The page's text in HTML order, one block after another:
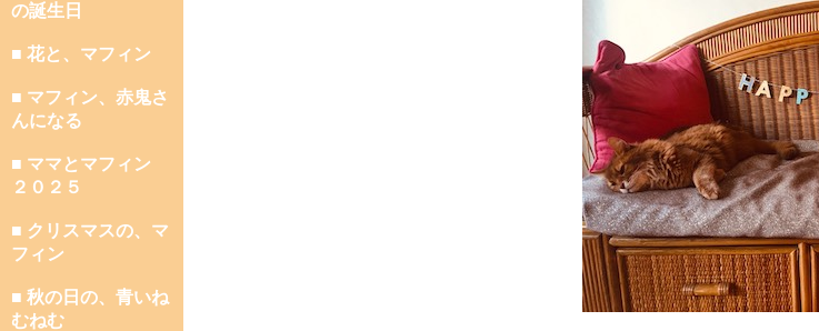
の誕生日
■ 花と、マフィン
■ マフィン、赤鬼さ
んになる
■ ママとマフィン
２０２５
■ クリスマスの、マ
フィン
■ 秋の日の、青いね
むねむ